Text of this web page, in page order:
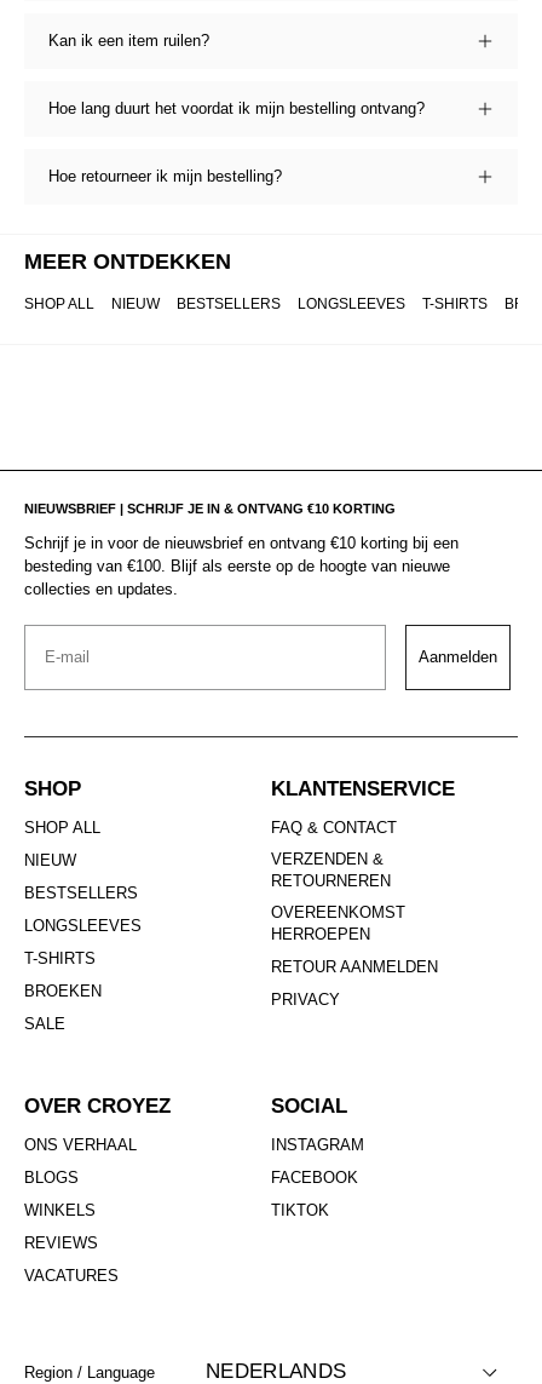
Kan ik een item ruilen?
Hoe lang duurt het voordat ik mijn bestelling ontvang?
Hoe retourneer ik mijn bestelling?
MEER ONTDEKKEN
SHOP ALL NIEUW BESTSELLERS LONGSLEEVES T-SHIRTS
NIEUWSBRIEF | SCHRIJF JE IN & ONTVANG €10 KORTING
Schrijf je in voor de nieuwsbrief en ontvang €10 korting bij een
besteding van €100. Blijf als eerste op de hoogte van nieuwe
collecties en updates.
Email
Aanmelden
SHOP
SHOP ALL
NIEUW
BESTSELLERS
LONGSLEEVES
T-SHIRTS
BROEKEN
SALE
KLANTENSERVICE
FAQ & CONTACT
VERZENDEN &
RETOURNEREN
OVEREENKOMST
HERROEPEN
RETOUR AANMELDEN
PRIVACY
OVER CROYEZ
ONS VERHAAL
BLOGS
WINKELS
REVIEWS
VACATURES
SOCIAL
INSTAGRAM
FACEBOOK
TIKTOK
Region / Language NEDERLANDS